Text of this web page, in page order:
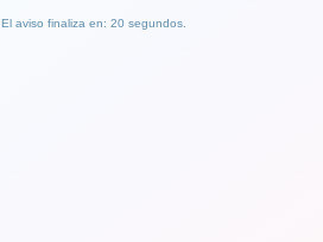
El aviso finaliza en: 19 segundos.